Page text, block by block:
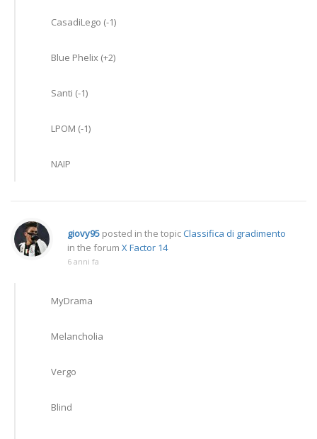
CasadiLego (-1)
Blue Phelix (+2)
Santi (-1)
LPOM (-1)
NAIP
giovy95 posted in the topicClassifica di gradimento
in the forum X Factor 14
6 anni fa
MyDrama
Melancholia
Vergo
Blind